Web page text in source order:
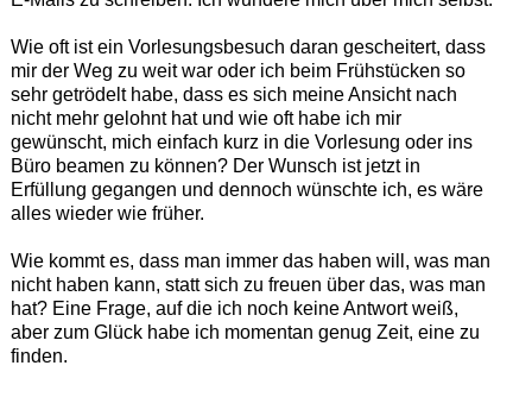
Wie oft ist ein Vorlesungsbesuch daran gescheitert, dass
mir der Weg zu weit war oder ich beim Frühstücken so
sehr getrödelt habe, dass es sich meine Ansicht nach
nicht mehr gelohnt hat und wie oft habe ich mir
gewünscht, mich einfach kurz in die Vorlesung oder ins
Büro beamen zu können? Der Wunsch ist jetzt in
Erfüllung gegangen und dennoch wünschte ich, es wäre
alles wieder wie früher.
Wie kommt es, dass man immer das haben will, was man
nicht haben kann, statt sich zu freuen über das, was man
hat? Eine Frage, auf die ich noch keine Antwort weiß,
aber zum Glück habe ich momentan genug Zeit, eine zu
finden.